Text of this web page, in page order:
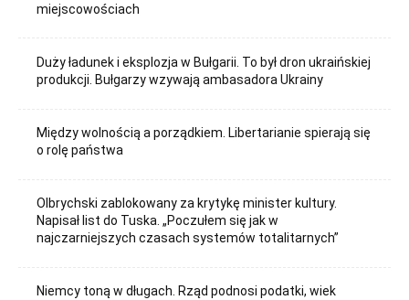
miejscowościach
Duży ładunek i eksplozja w Bułgarii. To był dron ukraińskiej
produkcji. Bułgarzy wzywają ambasadora Ukrainy
Między wolnością a porządkiem. Libertarianie spierają się
o rolę państwa
Olbrychski zablokowany za krytykę minister kultury.
Napisał list do Tuska. „Poczułem się jak w
najczarniejszych czasach systemów totalitarnych”
Niemcy toną w długach. Rząd podnosi podatki, wiek